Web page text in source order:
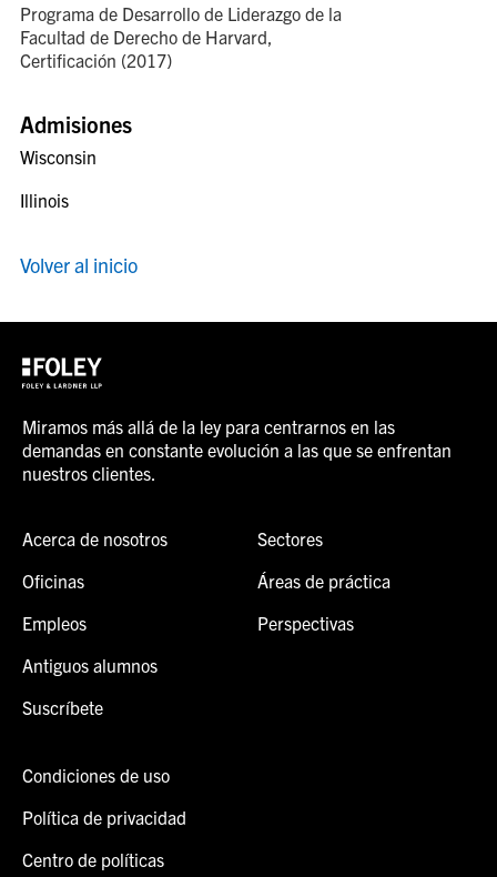
Programa de Desarrollo de Liderazgo de la
Facultad de Derecho de Harvard,
Certificación (2017)
Admisiones
Wisconsin
Illinois
Volver al inicio
Miramos más allá de la ley para centrarnos en las
demandas en constante evolución a las que se enfrentan
nuestros clientes.
Acerca de nosotros
Oficinas
Empleos
Antiguos alumnos
Suscríbete
Sectores
Áreas de práctica
Perspectivas
Condiciones de uso
Política de privacidad
Centro de políticas